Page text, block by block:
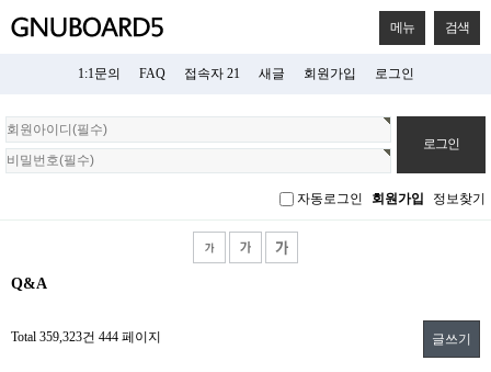
메뉴 검색
1:1문의 FAQ 접속자 21 새글 회원가입 로그인
회
원
로
자동로그인 회원가입 정보찾기
Q&A
Total 359,323건 444 페이지 글쓰기